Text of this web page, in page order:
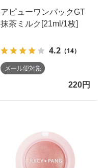
アピューワンパックGT
抹茶ミルク[21ml/1枚]
4.2（14）
220円